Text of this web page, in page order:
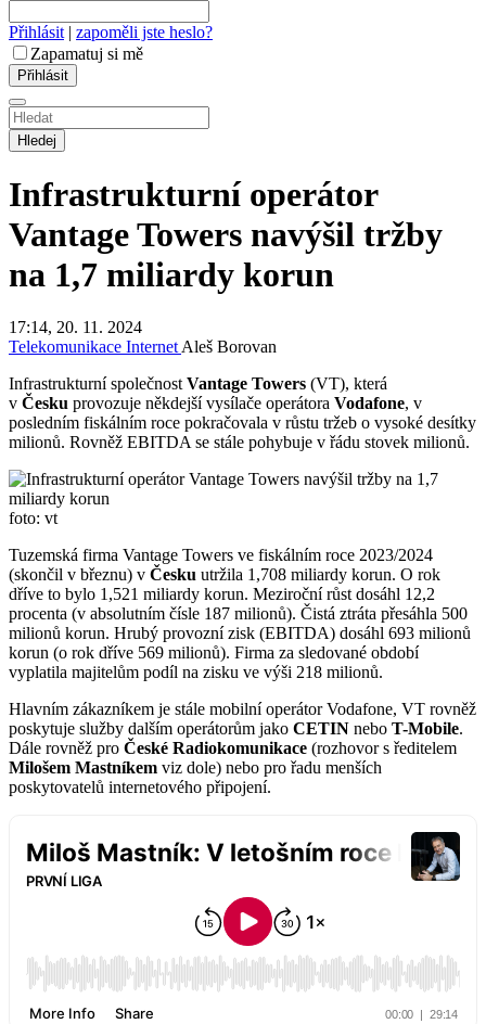
Přihlásit | zapoměli jste heslo?
Zapamatuj si mě
Hledej
Infrastrukturní operátor
Vantage Towers navýšil tržby
na 1,7 miliardy korun
17:14, 20. 11. 2024
Telekomunikace InternetAleš Borovan
Infrastrukturní společnostVantage Towers (VT), která
v Česku provozuje někdejší vysílače operátora Vodafone, v
posledním fiskálním roce pokračovala v růstu tržeb o vysoké desítky
milionů. Rovněž EBITDA se stále pohybuje v řádu stovek milionů.
foto: vt
Tuzemská firma Vantage Towers ve fiskálním roce 2023/2024
(skončil v březnu) v Česku utržila 1,708 miliardy korun. O rok
dříve to bylo 1,521 miliardy korun. Meziroční růst dosáhl 12,2
procenta (v absolutním čísle 187 milionů). Čistá ztráta přesáhla 500
milionů korun. Hrubý provozní zisk (EBITDA) dosáhl 693 milionů
korun (o rok dříve 569 milionů). Firma za sledované období
vyplatila majitelům podíl na zisku ve výši 218 milionů.
Hlavním zákazníkem je stále mobilní operátor Vodafone, VT rovněž
poskytuje služby dalším operátorům jako CETIN nebo T-Mobile.
Dále rovněž pro České Radiokomunikace (rozhovor s ředitelem
Milošem Mastníkem viz dole) nebo pro řadu menších
poskytovatelů internetového připojení.